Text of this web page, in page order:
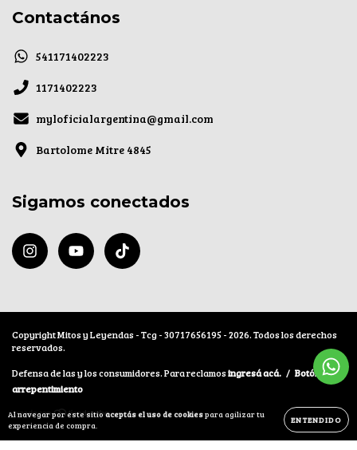
Al navegar por este sitioaceptás el uso de cookiespara agilizar tu
experiencia de compra.
ENTENDIDO
Contactános
541171402223
1171402223
myloficialargentina@gmail.com
Bartolome Mitre 4845
Sigamos conectados
Copyright Mitos y Leyendas - Tcg - 30717656195 - 2026. Todos los derechos
reservados.
Defensa de las y los consumidores. Para reclamosingresá acá. / Botón de
arrepentimiento